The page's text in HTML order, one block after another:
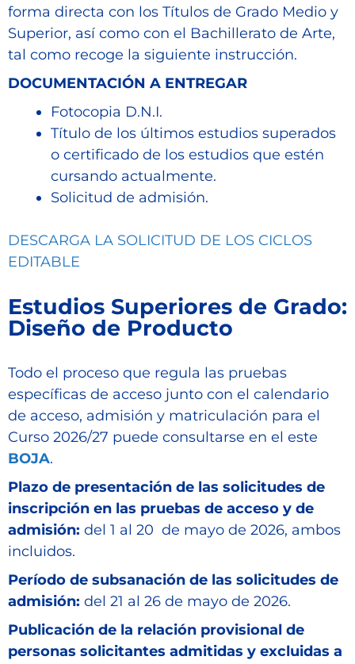
forma directa con los Títulos de Grado Medio y
Superior, así como con el Bachillerato de Arte,
tal como recoge la siguiente instrucción.
DOCUMENTACIÓN A ENTREGAR
Fotocopia D.N.I.
Título de los últimos estudios superados
o certificado de los estudios que estén
cursando actualmente.
Solicitud de admisión.
DESCARGA LA SOLICITUD DE LOS CICLOS
EDITABLE
Estudios Superiores de Grado:
Diseño de Producto
Todo el proceso que regula las pruebas
específicas de acceso junto con el calendario
de acceso, admisión y matriculación para el
Curso 2026/27 puede consultarse en el este
BOJA.
Plazo de presentación de las solicitudes de
inscripción en las pruebas de acceso y de
admisión: del 1 al 20 de mayo de 2026, ambos
incluidos.
Período de subsanación de las solicitudes de
admisión: del 21 al 26 de mayo de 2026.
Publicación de la relación provisional de
personas solicitantes admitidas y excluidas a